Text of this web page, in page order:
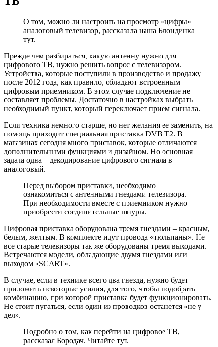
О том, можно ли настроить на просмотр «цифры»
аналоговый телевизор, рассказала наша Блондинка
тут.
Прежде чем разбираться, какую антенну нужно для
цифрового ТВ, нужно решить вопрос с телевизором.
Устройства, которые поступили в производство и продажу
после 2012 года, как правило, обладают встроенным
цифровым приемником. В этом случае подключение не
составляет проблемы. Достаточно в настройках выбрать
необходимый пункт, который переключает прием сигнала.
Если техника немного старше, но нет желания ее заменить, на
помощь приходит специальная приставка DVB T2. В
магазинах сегодня много приставок, которые отличаются
дополнительными функциями и дизайном. Но основная
задача одна – декодирование цифрового сигнала в
аналоговый.
Перед выбором приставки, необходимо
ознакомиться с антенными гнездами телевизора.
При необходимости вместе с приемником нужно
приобрести соединительные шнуры.
Цифровая приставка оборудована тремя гнездами – красным,
белым, желтым. В комплекте идут провода «тюльпаны». Не
все старые телевизоры так же оборудованы тремя выходами.
Встречаются модели, обладающие двумя гнездами или
выходом «SCART».
В случае, если в технике всего два гнезда, нужно будет
приложить некоторые усилия, для того, чтобы подобрать
комбинацию, при которой приставка будет функционировать.
Не стоит пугаться, если один из проводков останется «не у
дел».
Подробно о том, как перейти на цифровое ТВ,
рассказал Бородач. Читайте тут.